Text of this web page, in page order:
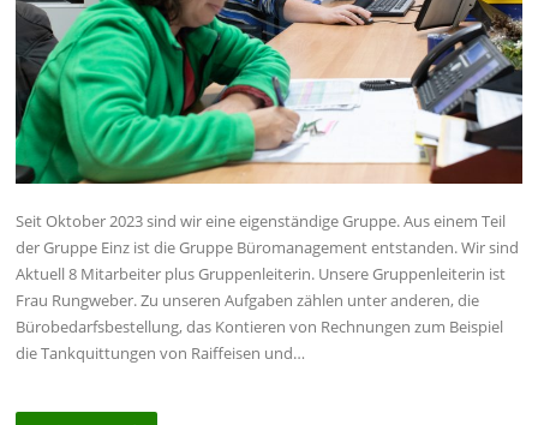
Seit Oktober 2023 sind wir eine eigenständige Gruppe. Aus einem Teil
der Gruppe Einz ist die Gruppe Büromanagement entstanden. Wir sind
Aktuell 8 Mitarbeiter plus Gruppenleiterin. Unsere Gruppenleiterin ist
Frau Rungweber. Zu unseren Aufgaben zählen unter anderen, die
Bürobedarfsbestellung, das Kontieren von Rechnungen zum Beispiel
die Tankquittungen von Raiffeisen und…